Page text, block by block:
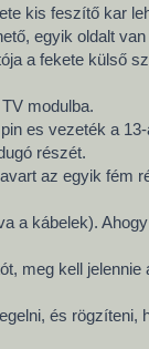
kis feszítő kar
egyik oldalt
a fekete külső
modulba.
es vezeték a
részét.
az egyik
a kábelek).
meg kell
és rögzíteni,